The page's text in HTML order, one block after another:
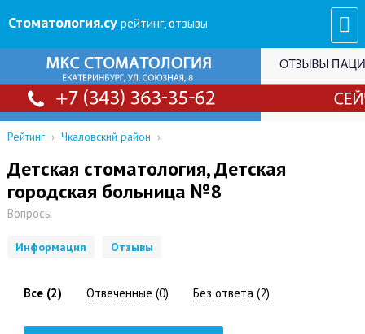
Стоматология.су рейтинг, отзывы
Рейтинг › Чкаловский район ›
Детская стоматология, Детская
городская больница №8
Вопросы
Информация Отзывы
Все (2) Отвеченные (0) Без ответа (2)